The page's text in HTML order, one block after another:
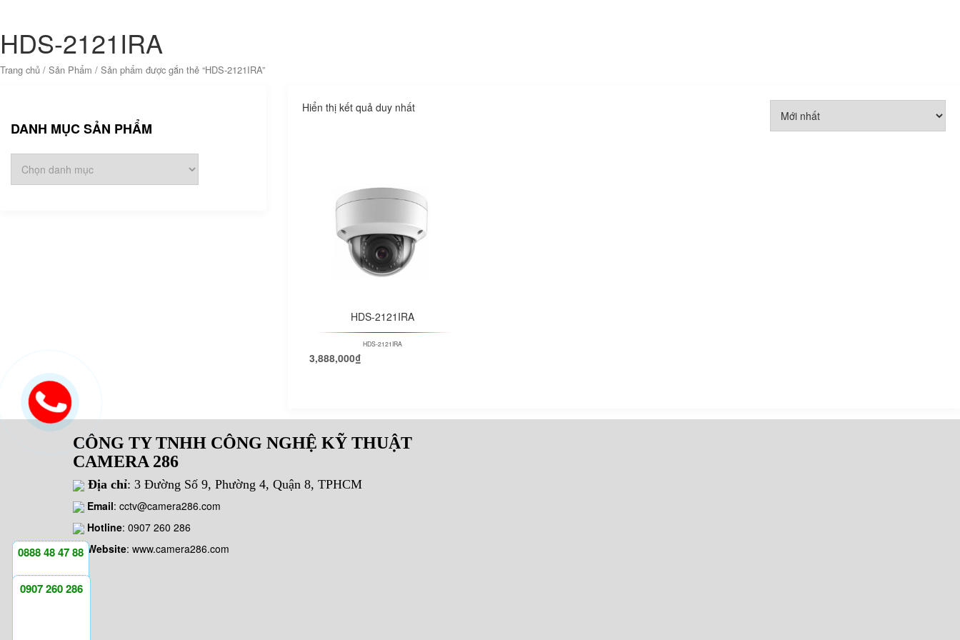
HDS-2121IRA
Trang chủ / Sản Phẩm / Sản phẩm được gắn thẻ “HDS-2121IRA”
Hiển thị kết quả duy nhất
HDS-2121IRA
HDS-2121IRA
3,888,000₫
DANH MỤC SẢN PHẨM
CÔNG TY TNHH CÔNG NGHỆ KỸ THUẬT
CAMERA 286
Địa chỉ: 3 Đường Số 9, Phường 4, Quận 8, TPHCM
Email: cctv@camera286.com
Hotline: 0907 260 286
Website: www.camera286.com
0888 48 47 88
0907 260 286